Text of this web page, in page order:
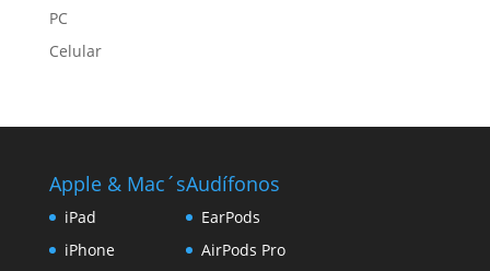
PC
Celular
Apple & Mac´s
iPad
iPhone
Audífonos
EarPods
AirPods Pro